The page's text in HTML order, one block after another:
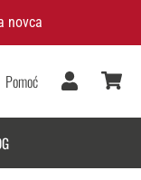
novca
Pomoć
Korisnik